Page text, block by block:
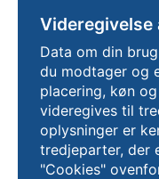
Data om din
du modtager og
placering, køn
videregives til
oplysninger er
tredjeparter, der
"Cookies"